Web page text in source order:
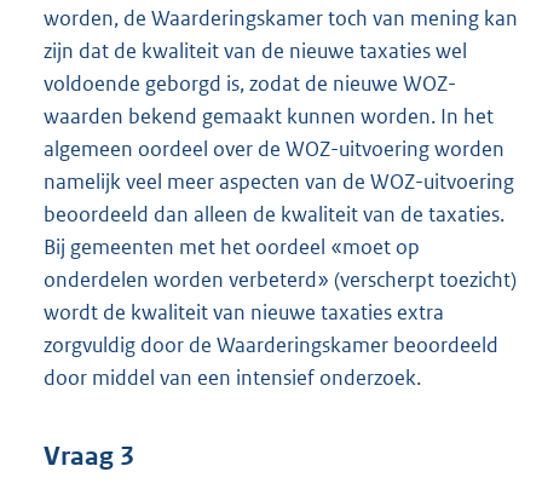
worden, de Waarderingskamer toch van mening kan
zijn dat de kwaliteit van de nieuwe taxaties wel
voldoende geborgd is, zodat de nieuwe WOZ-
waarden bekend gemaakt kunnen worden. In het
algemeen oordeel over de WOZ-uitvoering worden
namelijk veel meer aspecten van de WOZ-uitvoering
beoordeeld dan alleen de kwaliteit van de taxaties.
Bij gemeenten met het oordeel «moet op
onderdelen worden verbeterd» (verscherpt toezicht)
wordt de kwaliteit van nieuwe taxaties extra
zorgvuldig door de Waarderingskamer beoordeeld
door middel van een intensief onderzoek.
Vraag 3